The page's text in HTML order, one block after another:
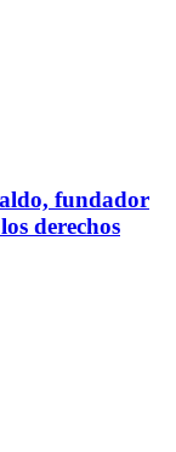
fundador
derechos